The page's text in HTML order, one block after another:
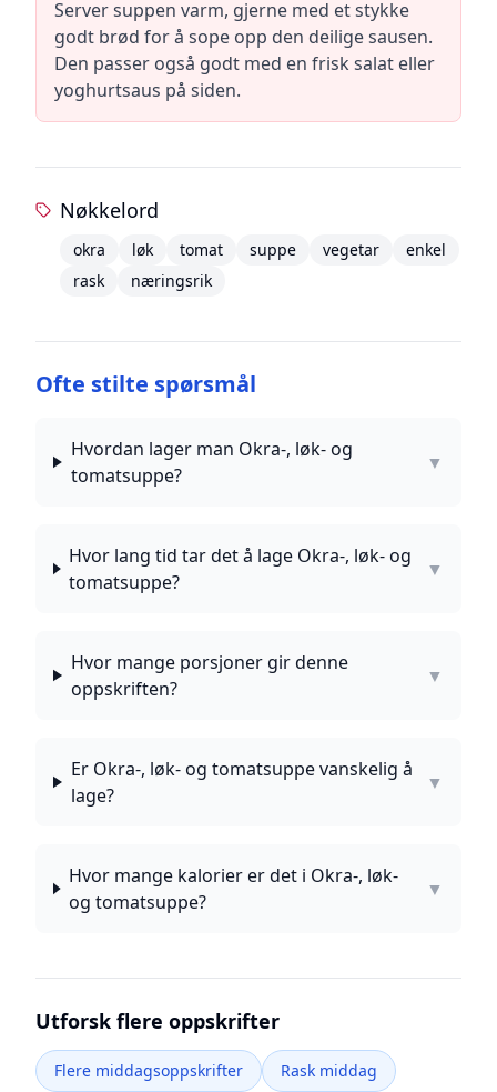
Server suppen varm, gjerne med et stykke
godt brød for å sope opp den deilige sausen.
Den passer også godt med en frisk salat eller
yoghurtsaus på siden.
Nøkkelord
okra løk tomat suppe vegetar
enkel
rask
næringsrik
Ofte stilte spørsmål
Hvordan lager man Okra-, løk- og
tomatsuppe?
▼
Hvor lang tid tar det å lage Okra-, løk- og
tomatsuppe?
▼
Hvor mange porsjoner gir denne
oppskriften?
▼
Er Okra-, løk- og tomatsuppe vanskelig å
lage?
▼
Hvor mange kalorier er det i Okra-, løk-
og tomatsuppe?
▼
Utforsk flere oppskrifter
Flere middagsoppskrifter
Rask middag